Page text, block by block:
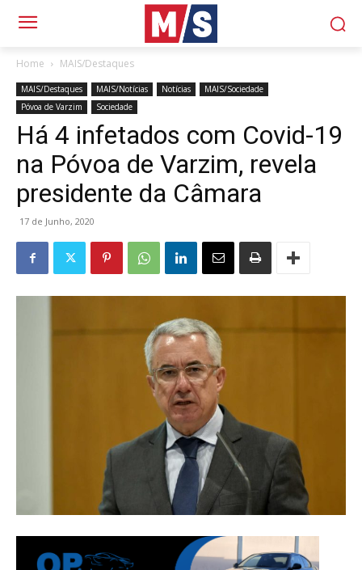
Home MAIS/Destaques
MAIS/Destaques MAIS/Notícias Notícias
MAIS/Sociedade
Póvoa de Varzim
Sociedade
Há 4 infetados com Covid-19
na Póvoa de Varzim, revela
presidente da Câmara
17 de Junho, 2020